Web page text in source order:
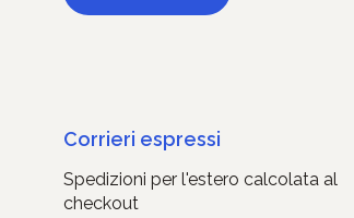
Corrieri espressi
Spedizioni per l'estero calcolata al
checkout